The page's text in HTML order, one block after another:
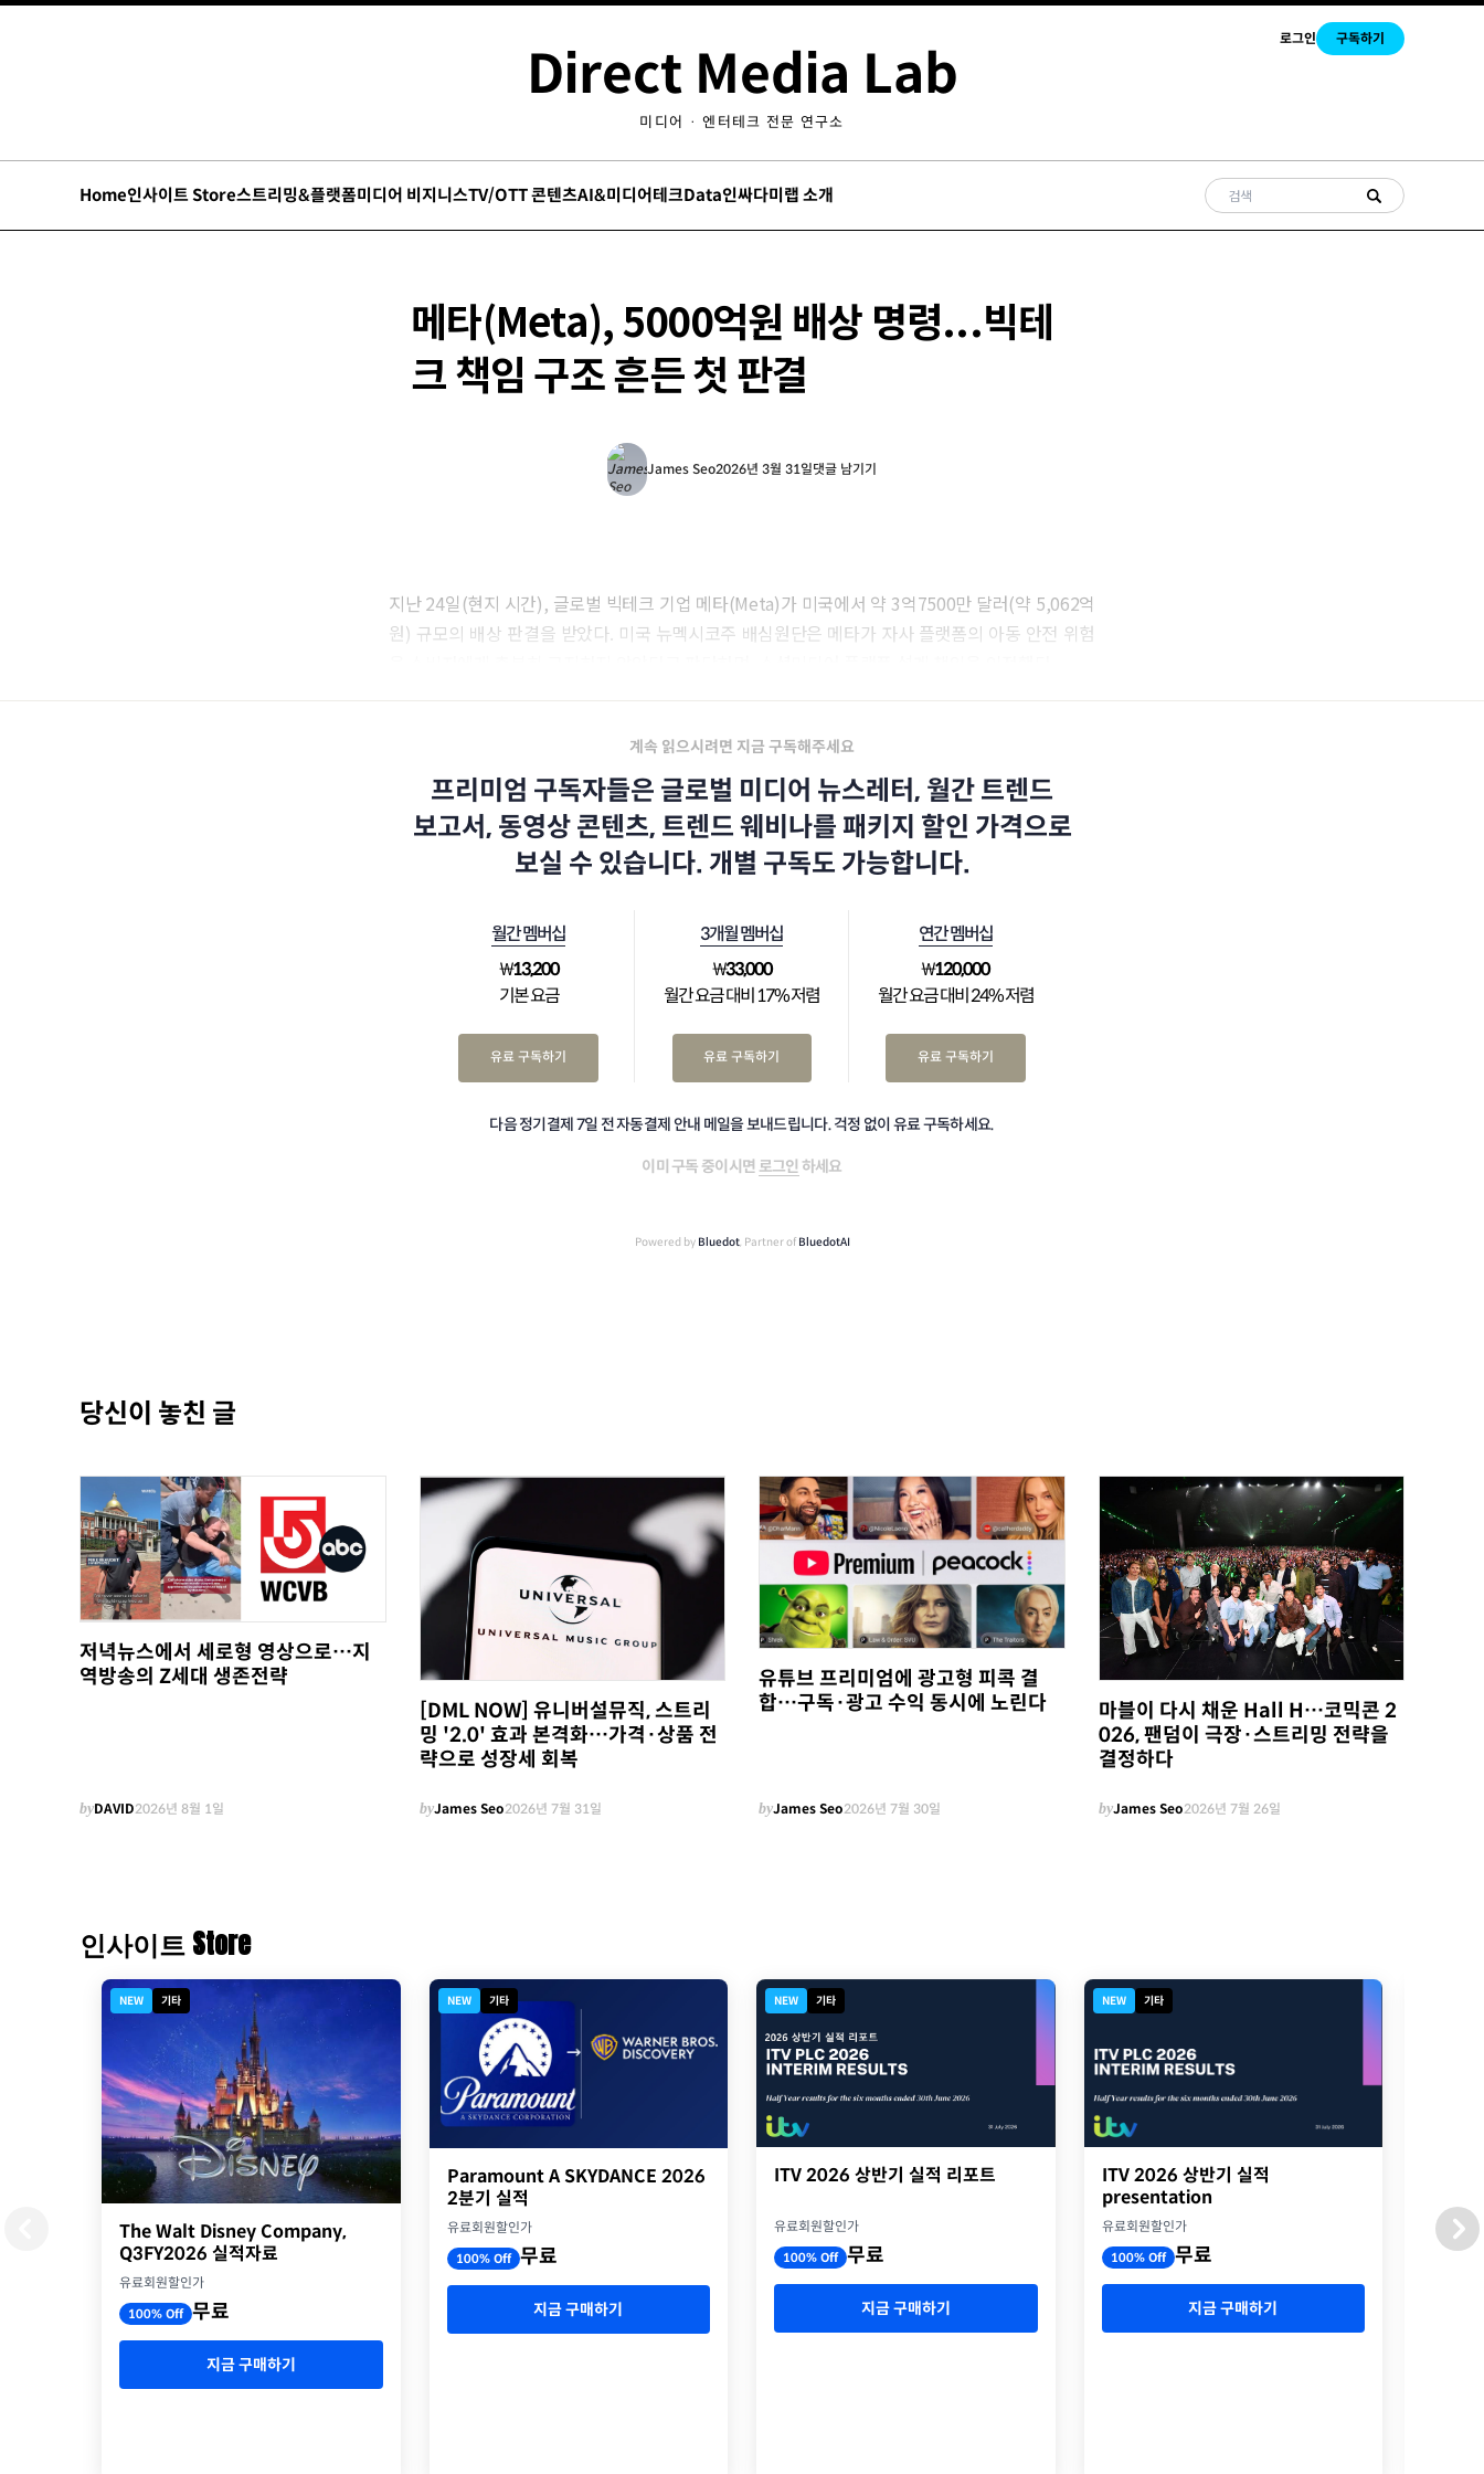
로그인 구독하기
Direct Media Lab
미디어 · 엔터테크 전문 연구소
Home인사이트 Store스트리밍&플랫폼미디어 비지니스TV/OTT 콘텐츠AI&미디어테크Data인싸다미랩 소개
메타(Meta), 5000억원 배상 명령...빅테
크 책임 구조 흔든 첫 판결
James Seo2026년 3월 31일댓글 남기기
지난 24일(현지 시간), 글로벌 빅테크 기업 메타(Meta)가 미국에서 약 3억7500만 달러(약 5,062억
원) 규모의 배상 판결을 받았다. 미국 뉴멕시코주 배심원단은 메타가 자사 플랫폼의 아동 안전 위험
계속 읽으시려면 지금 구독해주세요
프리미엄 구독자들은 글로벌 미디어 뉴스레터, 월간 트렌드
보고서, 동영상 콘텐츠, 트렌드 웨비나를 패키지 할인 가격으로
보실 수 있습니다. 개별 구독도 가능합니다.
월간 멤버십
₩13,200
기본 요금
유료 구독하기
3개월 멤버십
₩33,000
월간 요금 대비 17% 저렴
유료 구독하기
연간 멤버십
₩120,000
월간 요금 대비 24% 저렴
유료 구독하기
다음 정기결제 7일 전 자동결제 안내 메일을 보내드립니다. 걱정 없이 유료 구독하세요.
이미 구독 중이시면 로그인 하세요
Powered by Bluedot, Partner of BluedotAI
당신이 놓친 글
저녁뉴스에서 세로형 영상으로…지
역방송의 Z세대 생존전략
byDAVID2026년 8월 1일
[DML NOW] 유니버설뮤직, 스트리
밍 '2.0' 효과 본격화…가격·상품 전
략으로 성장세 회복
byJames Seo2026년 7월 31일
유튜브 프리미엄에 광고형 피콕 결
합…구독·광고 수익 동시에 노린다
byJames Seo2026년 7월 30일
마블이 다시 채운 Hall H…코믹콘 2
026, 팬덤이 극장·스트리밍 전략을
결정하다
byJames Seo2026년 7월 26일
인사이트 Store
NEW 기타
The Walt Disney Company,
Q3FY2026 실적자료
유료회원할인가
100% Off 무료
지금 구매하기
NEW 기타
Paramount A SKYDANCE 2026
2분기 실적
유료회원할인가
100% Off 무료
지금 구매하기
NEW 기타
ITV 2026 상반기 실적 리포트
유료회원할인가
100% Off 무료
지금 구매하기
NEW 기타
ITV 2026 상반기 실적
presentation
유료회원할인가
100% Off 무료
지금 구매하기
유료회원